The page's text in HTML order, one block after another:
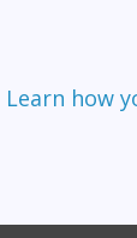
Learn how